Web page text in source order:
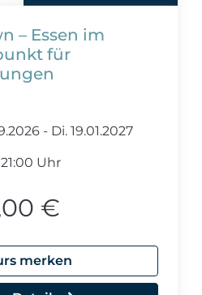
– Essen im
für
- Di. 19.01.2027
Uhr
€
merken